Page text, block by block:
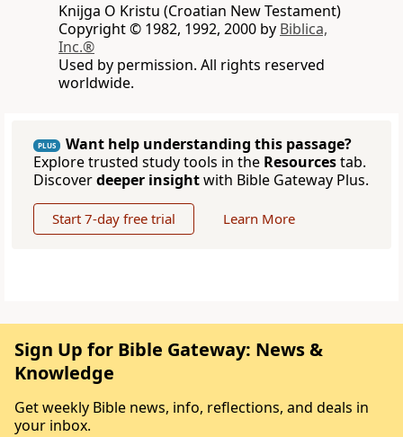
Knijga O Kristu (Croatian New Testament)
Copyright © 1982, 1992, 2000 by Biblica,
Inc.®
Used by permission. All rights reserved
worldwide.
PLUS
Want help understanding this passage?
Explore trusted study tools in the Resourcestab.
Discoverdeeper insightwith Bible Gateway Plus.
Start 7-day free trial Learn More
Sign Up for Bible Gateway: News &
Knowledge
Get weekly Bible news, info, reflections, and deals in
your inbox.